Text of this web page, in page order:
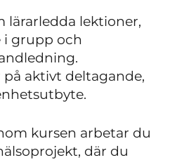
lärarledda lektioner,
i grupp och
aktivt deltagande,
kursen arbetar du
där du